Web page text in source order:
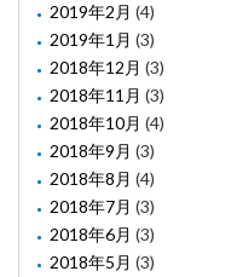
2019年2月 (4)
2019年1月 (3)
2018年12月 (3)
2018年11月 (3)
2018年10月 (4)
2018年9月 (3)
2018年8月 (4)
2018年7月 (3)
2018年6月 (3)
2018年5月 (3)